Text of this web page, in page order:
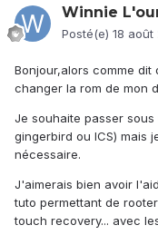
Winnie
Posté(e) 18 août
Bonjour,alors comme
changer la rom de mon
Je souhaite passer
gingerbird ou ICS) mais
nécessaire.
J'aimerais bien avoir
tuto permettant de
touch recovery... avec